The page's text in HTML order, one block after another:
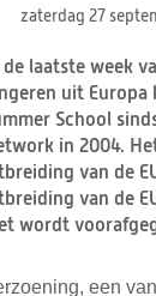
zaterdag 27
de laatste week
uit Europa
School
in 2004.
van de
van de
wordt
een